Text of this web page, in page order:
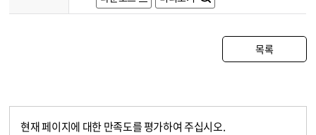
목록
현재 페이지에 대한 만족도를 평가하여 주십시오.